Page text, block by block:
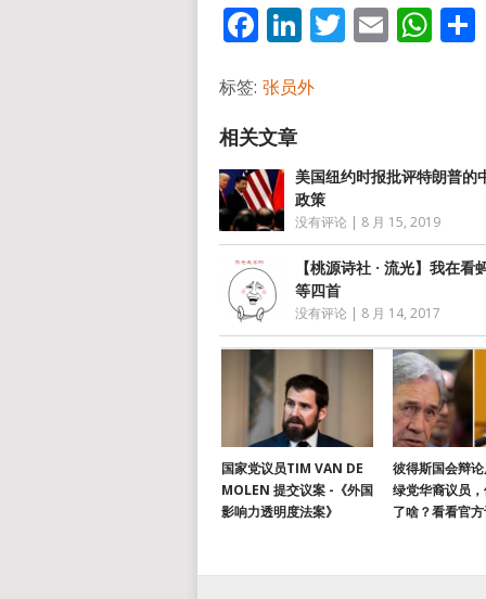
Facebook
LinkedIn
Twitter
Email
标签: 张员外
美国纽约时报批评特朗普的
政策
没有评论 | 8 月 15, 2019
【桃源诗社 · 流光】我在看
等四首
没有评论 | 8 月 14, 2017
国家党议员TIM VAN DE
MOLEN 提交议案 -《外国
影响力透明度法案》
彼得斯国会辩
绿党华裔议员
了啥？看看官